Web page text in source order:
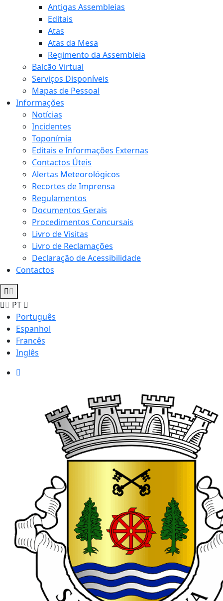
Antigas Assembleias
Editais
Atas
Atas da Mesa
Regimento da Assembleia
Balcão Virtual
Serviços Disponíveis
Mapas de Pessoal
Informações
Notícias
Incidentes
Toponímia
Editais e Informações Externas
Contactos Úteis
Alertas Meteorológicos
Recortes de Imprensa
Regulamentos
Documentos Gerais
Procedimentos Concursais
Livro de Visitas
Livro de Reclamações
Declaração de Acessibilidade
Contactos
PT
Português
Espanhol
Francês
Inglês